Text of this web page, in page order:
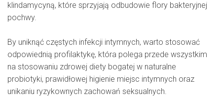
klindamycyną, które sprzyjają odbudowie flory bakteryjnej
pochwy.
By uniknąć częstych infekcji intymnych, warto stosować
odpowiednią profilaktykę, która polega przede wszystkim
na stosowaniu zdrowej diety bogatej w naturalne
probiotyki, prawidłowej higienie miejsc intymnych oraz
unikaniu ryzykownych zachowań seksualnych.